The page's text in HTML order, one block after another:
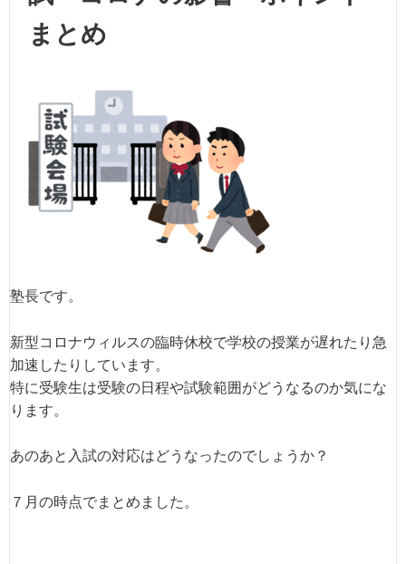
まとめ
塾長です。
新型コロナウィルスの臨時休校で学校の授業が遅れたり急
加速したりしています。
特に受験生は受験の日程や試験範囲がどうなるのか気にな
ります。
あのあと入試の対応はどうなったのでしょうか？
７月の時点でまとめました。